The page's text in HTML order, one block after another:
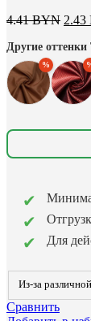
4.41BYN
4.41
2.43
Другие
Для
Из-за
Сравнить